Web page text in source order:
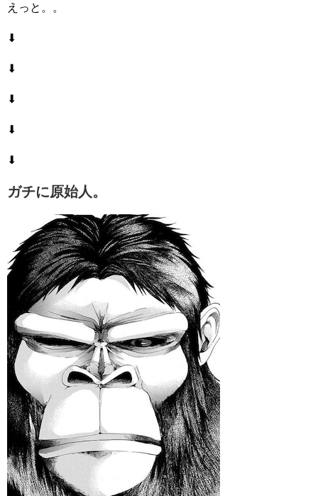
えっと。。
⬇︎
⬇︎
⬇︎
⬇︎
⬇︎
ガチに原始人。